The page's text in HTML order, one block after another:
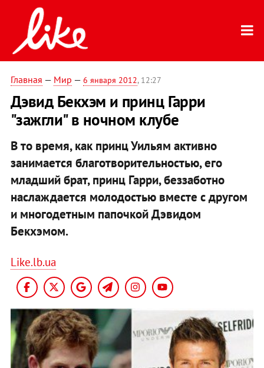
Главная — Мир — 6 января 2012, 12:27
Дэвид Бекхэм и принц Гарри
"зажгли" в ночном клубе
В то время, как принц Уильям активно
занимается благотворительностью, его
младший брат, принц Гарри, беззаботно
наслаждается молодостью вместе с другом
и многодетным папочкой Дэвидом
Бекхэмом.
Like.lb.ua